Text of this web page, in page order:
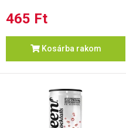
465 Ft
Kosárba rakom